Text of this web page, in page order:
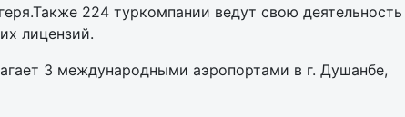
224 туркомпании ведут свою деятельность
лицензий.
3 международными аэропортами в г. Душанбе,